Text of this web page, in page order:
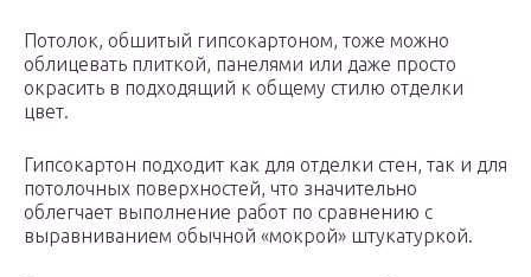
Потолок, обшитый гипсокартоном, тоже можно
облицевать плиткой, панелями или даже просто
окрасить в подходящий к общему стилю отделки
цвет.
Гипсокартон подходит как для отделки стен, так и для
потолочных поверхностей, что значительно
облегчает выполнение работ по сравнению с
выравниванием обычной «мокрой» штукатуркой.